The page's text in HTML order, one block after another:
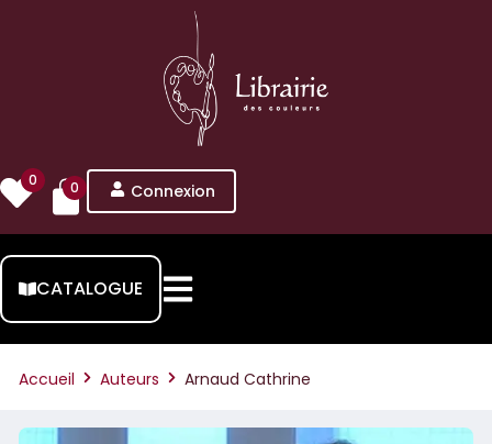
0 0 Connexion
CATALOGUE
Accueil Auteurs Arnaud Cathrine